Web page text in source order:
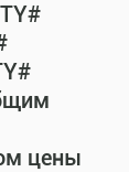
цены